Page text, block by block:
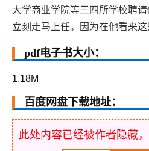
大学商业学院等三四所学校聘
立刻走马上任。因为在他看来
pdf电子书大小：
1.18M
百度网盘下载地址：
此处内容已经被作者隐藏